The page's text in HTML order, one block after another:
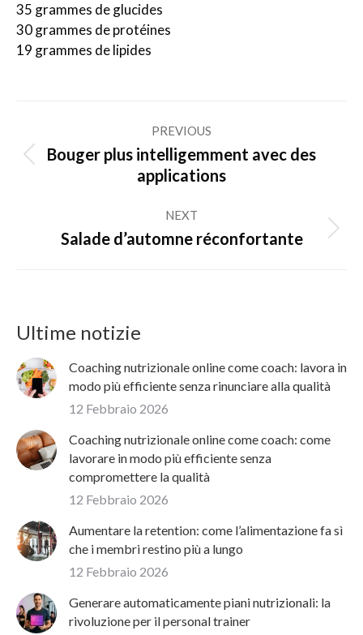
35 grammes de glucides
30 grammes de protéines
19 grammes de lipides
navigation
PREVIOUS
Previous
post:
Bouger plus intelligemment avec des
applications
NEXT
Next
Salade d’automne réconfortante
Ultime notizie
Coaching nutrizionale online come coach: lavora in
modo più efficiente senza rinunciare alla qualità
12 Febbraio 2026
Coaching nutrizionale online come coach: come
lavorare in modo più efficiente senza
compromettere la qualità
12 Febbraio 2026
Aumentare la retention: come l’alimentazione fa sì
che i membri restino più a lungo
12 Febbraio 2026
Generare automaticamente piani nutrizionali: la
rivoluzione per il personal trainer